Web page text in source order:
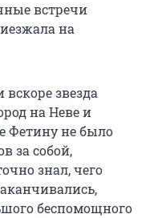
встречи
на
звезда
на Неве и
Фетину не было
за собой,
знал, чего
беспомощного